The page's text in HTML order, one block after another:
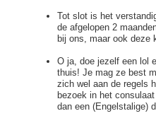
Tot slot is het
de afgelopen 2
bij ons, maar ook deze
O ja, doe jezelf een lol
thuis! Je mag ze best
zich wel aan de regels
bezoek in het
dan een (Engelstalige)